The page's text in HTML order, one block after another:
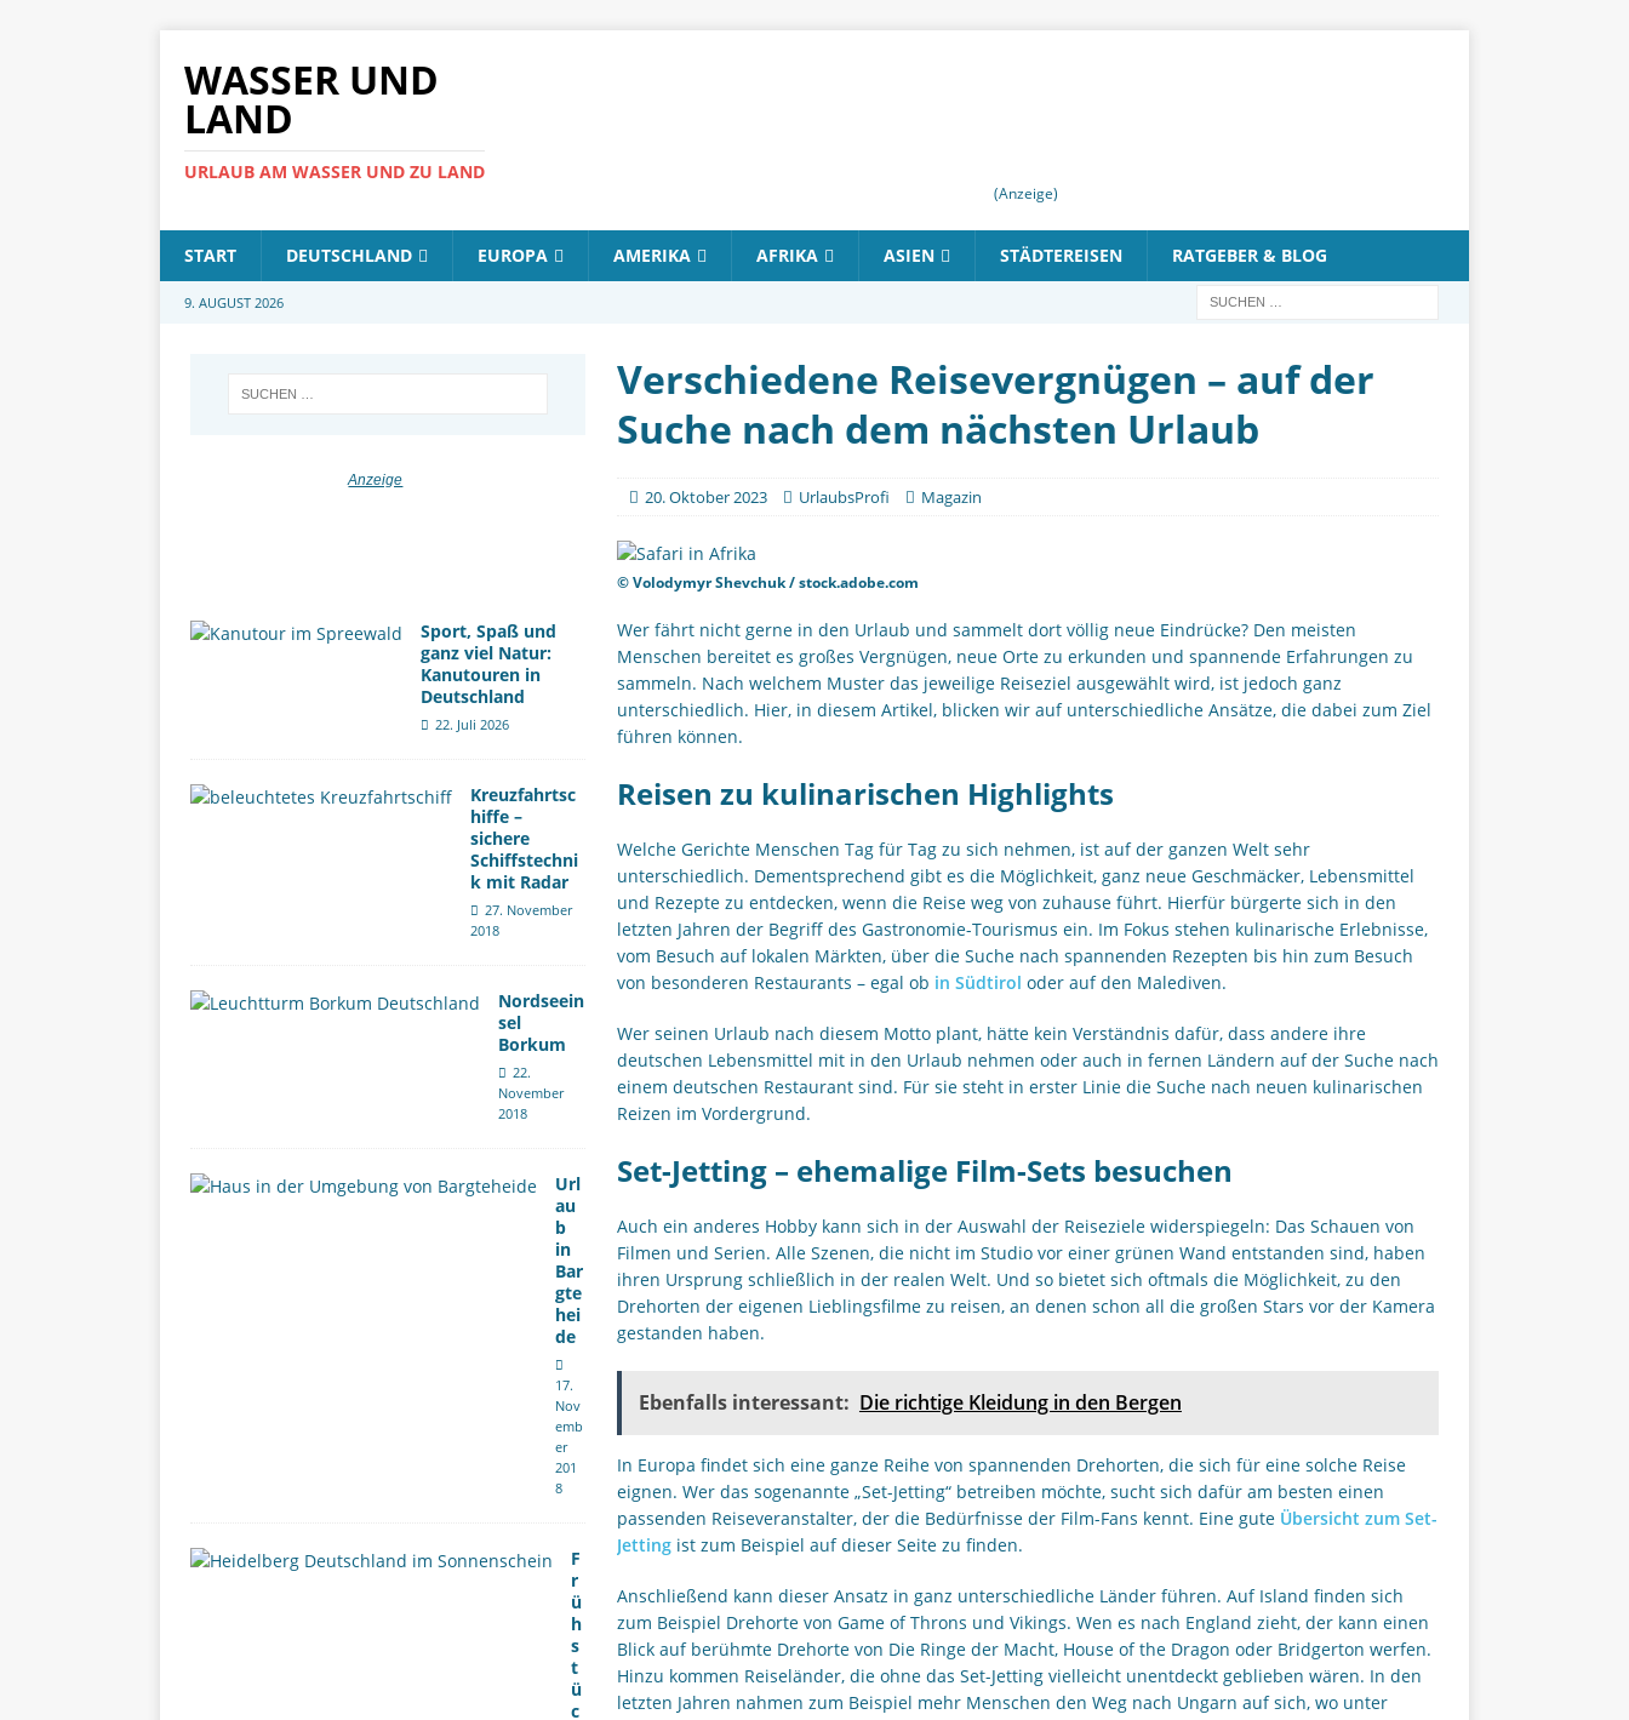
WASSER UND
LAND
URLAUB AM WASSER UND ZU LAND
(Anzeige)
START DEUTSCHLAND EUROPA AMERIKA AFRIKA ASIEN STÄDTEREISEN RATGEBER & BLOG
9. AUGUST 2026
Verschiedene Reisevergnügen – auf der
Suche nach dem nächsten Urlaub
20. Oktober 2023 UrlaubsProfi Magazin
© Volodymyr Shevchuk / stock.adobe.com
Wer fährt nicht gerne in den Urlaub und sammelt dort völlig neue Eindrücke? Den meisten
Menschen bereitet es großes Vergnügen, neue Orte zu erkunden und spannende Erfahrungen zu
sammeln. Nach welchem Muster das jeweilige Reiseziel ausgewählt wird, ist jedoch ganz
unterschiedlich. Hier, in diesem Artikel, blicken wir auf unterschiedliche Ansätze, die dabei zum Ziel
führen können.
Reisen zu kulinarischen Highlights
Welche Gerichte Menschen Tag für Tag zu sich nehmen, ist auf der ganzen Welt sehr
unterschiedlich. Dementsprechend gibt es die Möglichkeit, ganz neue Geschmäcker, Lebensmittel
und Rezepte zu entdecken, wenn die Reise weg von zuhause führt. Hierfür bürgerte sich in den
letzten Jahren der Begriff des Gastronomie-Tourismus ein. Im Fokus stehen kulinarische Erlebnisse,
vom Besuch auf lokalen Märkten, über die Suche nach spannenden Rezepten bis hin zum Besuch
von besonderen Restaurants – egal ob in Südtirol oder auf den Malediven.
Wer seinen Urlaub nach diesem Motto plant, hätte kein Verständnis dafür, dass andere ihre
deutschen Lebensmittel mit in den Urlaub nehmen oder auch in fernen Ländern auf der Suche nach
einem deutschen Restaurant sind. Für sie steht in erster Linie die Suche nach neuen kulinarischen
Reizen im Vordergrund.
Set-Jetting – ehemalige Film-Sets besuchen
Auch ein anderes Hobby kann sich in der Auswahl der Reiseziele widerspiegeln: Das Schauen von
Filmen und Serien. Alle Szenen, die nicht im Studio vor einer grünen Wand entstanden sind, haben
ihren Ursprung schließlich in der realen Welt. Und so bietet sich oftmals die Möglichkeit, zu den
Drehorten der eigenen Lieblingsfilme zu reisen, an denen schon all die großen Stars vor der Kamera
gestanden haben.
Ebenfalls interessant: Die richtige Kleidung in den Bergen
In Europa findet sich eine ganze Reihe von spannenden Drehorten, die sich für eine solche Reise
eignen. Wer das sogenannte „Set-Jetting“ betreiben möchte, sucht sich dafür am besten einen
passenden Reiseveranstalter, der die Bedürfnisse der Film-Fans kennt. Eine gute Übersicht zum Set-
Jettingist zum Beispiel auf dieser Seite zu finden.
Anschließend kann dieser Ansatz in ganz unterschiedliche Länder führen. Auf Island finden sich
zum Beispiel Drehorte von Game of Throns und Vikings. Wen es nach England zieht, der kann einen
Blick auf berühmte Drehorte von Die Ringe der Macht, House of the Dragon oder Bridgerton werfen.
Hinzu kommen Reiseländer, die ohne das Set-Jetting vielleicht unentdeckt geblieben wären. In den
letzten Jahren nahmen zum Beispiel mehr Menschen den Weg nach Ungarn auf sich, wo unter
Sport, Spaß und
ganz viel Natur:
Kanutouren in
Deutschland
22. Juli 2026
Kreuzfahrtsc
hiffe –
sichere
Schiffstechni
k mit Radar
27. November
2018
Nordseein
sel
Borkum
22.
November
2018
Url
au
b
in
Bar
gte
hei
de
17.
Nov
emb
er
201
8
F
r
ü
h
s
t
ü
c